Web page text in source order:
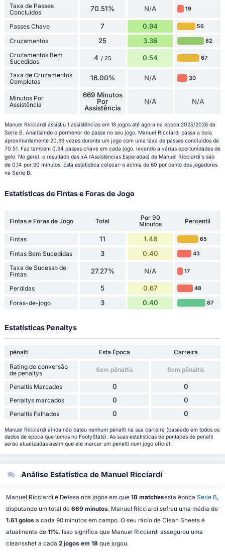
Taxa de Passes
Concluídos
70.51% N/A 19
Passes Chave 7 0.94 56
Cruzamentos 25 3.36 82
Cruzamentos Bem
Sucedidos
4 / 25 0.54 67
Taxa de Cruzamentos
Completos
16.00% N/A 30
Minutos Por
Assistência
669 Minutos
Por
Assistência
N/A N/A
Manuel Ricciardi assistiu 1 assistências em 18 jogos até agora na época 2025/2026 da
Serie B. Analisando o pormenor do passe no seu jogo, Manuel Ricciardi passa a bola
aproximadamente 20.99 vezes durante um jogo com uma taxa de passes concluídos de
70.51. Faz também 0.94 passes chave em cada jogo, levando a várias oportunidades de
golo. No geral, o resultado das xA (Assistências Esperadas) de Manuel Ricciardi's são
de 0.14 por 90 minutos. Esta estatística colocar-o acima de 60 por cento dos jogadores
na Serie B.
Estatísticas de Fintas e Foras de Jogo
Fintas e Foras de Jogo Total
Por 90
Minutos
Percentil
Fintas 11 1.48 65
Fintas Bem Sucedidas 3 0.40 43
Taxa de Sucesso de
Fintas
27.27% N/A 17
Perdidas 5 0.67 48
Foras-de-jogo 3 0.40 87
Estatísticas Penaltys
pênalti Esta Época
Carreira
Rating de conversão
de penaltys
Sem pênaltis Sem pênaltis
Penaltis Marcados 0 0
Penaltys marcados 0 0
Penaltis Falhados 0 0
Manuel Ricciardi ainda não bateu nenhum penalti na sua carreira (baseado em todos os
dados de época que temos no FootyStats). As suas estatísticas de pontapés de penalti
serão atualizadas assim que ele marcar um penalti num jogo oficial.
Análise Estatística de Manuel Ricciardi
Manuel Ricciardi é Defesa nos jogos em que 18 matchesesta época Serie B,
disputando um total de 669 minutos. Manuel Ricciardi sofreu uma média de
1.61 golos a cada 90 minutos em campo. O seu rácio de Clean Sheets é
atualmente de 11%. Isso significa que Manuel Ricciardi assegurou uma
cleansshet a cada 2 jogos em 18 que jogou.